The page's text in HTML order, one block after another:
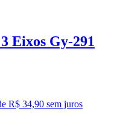
Eixos Gy-291
R$ 34,90 sem juros